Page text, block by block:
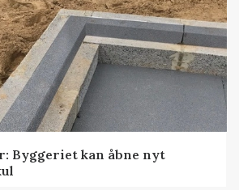
Byggeriet kan åbne nyt